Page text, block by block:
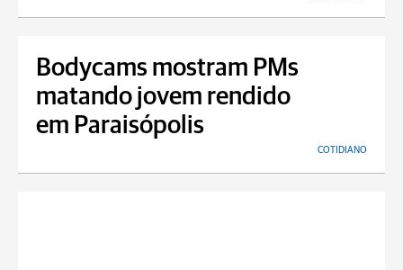
Bodycams mostram PMs
matando jovem rendido
em Paraisópolis
COTIDIANO